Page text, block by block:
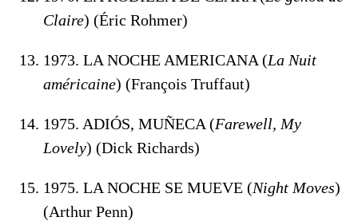
Claire) (Éric Rohmer)
1973. LA NOCHE AMERICANA (La Nuit
américaine) (François Truffaut)
1975. ADIÓS, MUÑECA (Farewell, My
Lovely) (Dick Richards)
1975. LA NOCHE SE MUEVE (Night Moves)
(Arthur Penn)